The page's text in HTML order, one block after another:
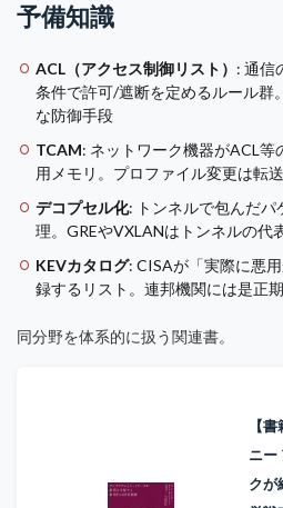
予備知識
ACL（アクセス制御リスト） : 通信
条件で許可/遮断を定めるルール群
な防御手段
TCAM: ネットワーク機器がACL
用メモリ。プロファイル変更は転
デコプセル化: トンネルで包んだ
理。GREやVXLANはトンネルの代
KEVカタログ: CISAが「実際に悪
録するリスト。連邦機関には是正
同分野を体系的に扱う関連書。
【
ニー
クが